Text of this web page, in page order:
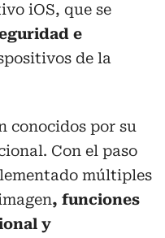
iOS, que se
e
de la
conocidos por su
Con el paso
múltiples
, funciones
y